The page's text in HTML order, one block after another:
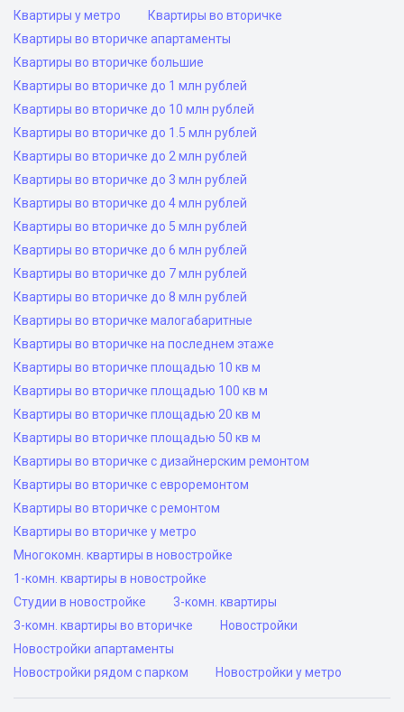
Квартиры у метро
Квартиры во вторичке
Квартиры во вторичке апартаменты
Квартиры во вторичке большие
Квартиры во вторичке до 1 млн рублей
Квартиры во вторичке до 10 млн рублей
Квартиры во вторичке до 1.5 млн рублей
Квартиры во вторичке до 2 млн рублей
Квартиры во вторичке до 3 млн рублей
Квартиры во вторичке до 4 млн рублей
Квартиры во вторичке до 5 млн рублей
Квартиры во вторичке до 6 млн рублей
Квартиры во вторичке до 7 млн рублей
Квартиры во вторичке до 8 млн рублей
Квартиры во вторичке малогабаритные
Квартиры во вторичке на последнем этаже
Квартиры во вторичке площадью 10 кв м
Квартиры во вторичке площадью 100 кв м
Квартиры во вторичке площадью 20 кв м
Квартиры во вторичке площадью 50 кв м
Квартиры во вторичке с дизайнерским ремонтом
Квартиры во вторичке с евроремонтом
Квартиры во вторичке с ремонтом
Квартиры во вторичке у метро
Многокомн. квартиры в новостройке
1-комн. квартиры в новостройке
Студии в новостройке
3-комн. квартиры
3-комн. квартиры во вторичке
Новостройки
Новостройки апартаменты
Новостройки рядом с парком
Новостройки у метро